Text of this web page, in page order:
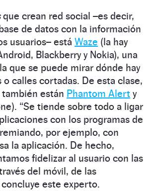
que crean red social –es decir,
de datos con la información
usuarios– está Waze (la hay
Blackberry y Nokia), una
que se puede mirar dónde hay
o calles cortadas. De esta clase,
están Phantom Alert y
“Se tiende sobre todo a ligar
con los programas de
por ejemplo, con
la aplicación. De hecho,
fidelizar al usuario con las
del móvil, de las
este experto.